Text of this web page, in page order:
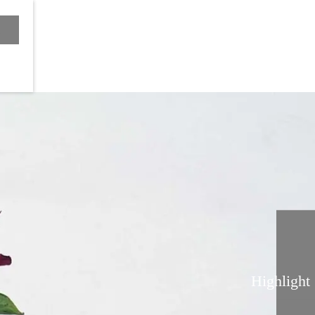
Highlight